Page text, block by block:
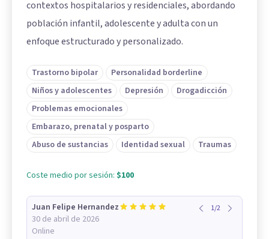
contextos hospitalarios y residenciales, abordando
población infantil, adolescente y adulta con un
enfoque estructurado y personalizado.
Trastorno bipolar
Personalidad borderline
Niños y adolescentes
Depresión
Drogadicción
Problemas emocionales
Embarazo, prenatal y posparto
Abuso de sustancias
Identidad sexual Traumas
Coste medio por sesión: $100
Juan Felipe Hernandez
30 de abril de 2026
Online
1/2